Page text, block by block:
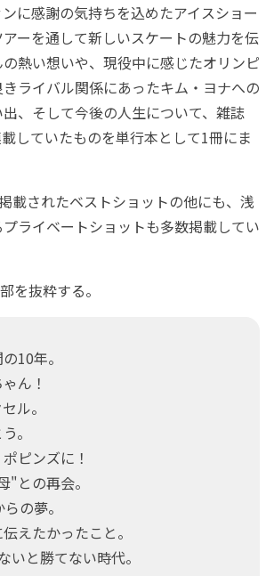
に感謝の気持ちを込めたアイスショー
ーを通して新しいスケートの魅力を伝
熱い想いや、現役中に感じたオリンピ
ライバル関係にあったキム・ヨナへの
、そして今後の人生について、雑誌
していたものを単行本として1冊にま
載されたベストショットの他にも、浅
ライベートショットも多数掲載してい
を抜粋する。
10年。
ん！
ル。
。
ピンズに！
"との再会。
の夢。
えたかったこと。
いと勝てない時代。